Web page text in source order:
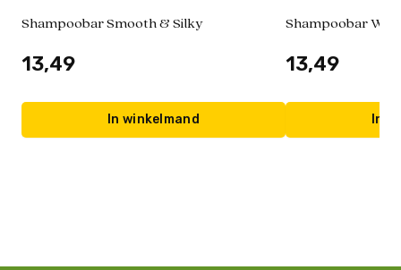
Shampoobar Smooth & Silky
13,49
In winkelmand
Shampoobar
13,49
In